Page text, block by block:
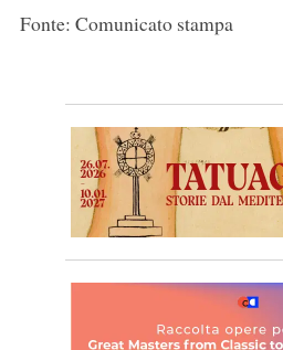
Fonte: Comunicato stampa